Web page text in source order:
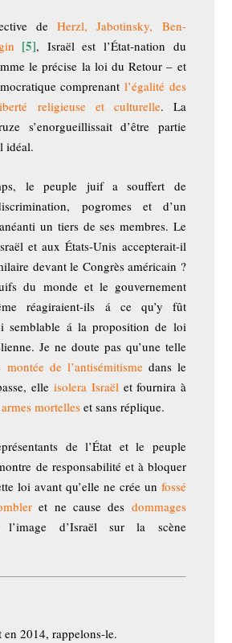
deHerzl, Jabotinsky, Ben-
[5], Israël est l’État-nation du
le précise la loi du Retour – et
comprenant l’égalité des
religieuse et culturelle. La
s’enorgueillissait d’être partie
idéal.
le peuple juif a souffert de
pogromes et d’un
un tiers de ses membres. Le
et aux États-Unis accepterait-il
devant le Congrès américain ?
du monde et le gouvernement
réagiraient-ils á ce qu’y fût
semblable á la proposition de loi
Je ne doute pas qu’une telle
montée de l’antisémitismedans le
elleisolera Israël et fournira à
armes mortelles et sans réplique.
de l’État et le peuple
de responsabilité et à bloquer
loi avant qu’elle ne crée un fossé
et ne cause des dommages
d’Israël sur la scène
en 2014, rappelons-le.